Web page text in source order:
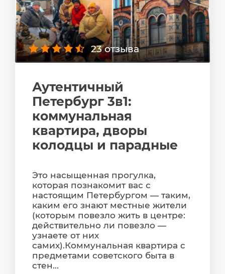
23 отзыва
Аутентичный
Петербург 3в1:
коммунальная
квартира, дворы
колодцы и парадные
Это насыщенная прогулка,
которая познакомит вас с
настоящим Петербургом — таким,
каким его знают местные жители
(которым повезло жить в центре:
действительно ли повезло —
узнаете от них
самих).Коммунальная квартира с
предметами советского быта в
стен...